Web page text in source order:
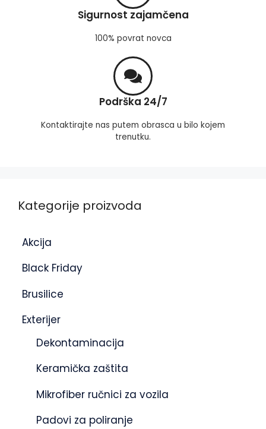
Sigurnost zajamčena
100% povrat novca
Podrška 24/7
Kontaktirajte nas putem obrasca u bilo kojem
trenutku.
Kategorije proizvoda
Akcija
Black Friday
Brusilice
Exterijer
Dekontaminacija
Keramička zaštita
Mikrofiber ručnici za vozila
Padovi za poliranje